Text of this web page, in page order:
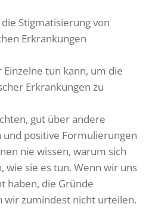
Stigmatisierung von
Erkrankungen
Einzelne tun kann, um die
Erkrankungen zu
gut über andere
und positive Formulierungen
nie wissen, warum sich
wie sie es tun. Wenn wir uns
haben, die Gründe
wir zumindest nicht urteilen.